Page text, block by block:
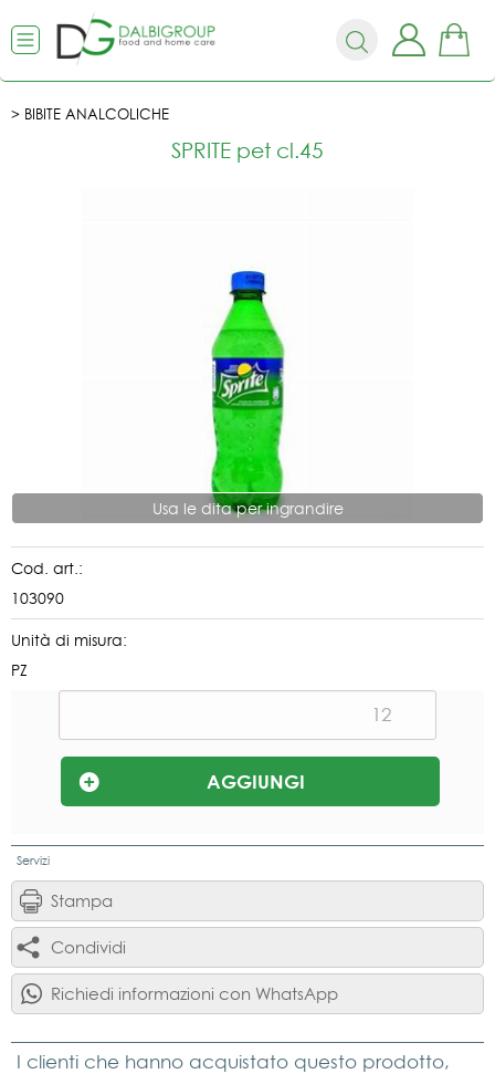
BIBITE ANALCOLICHE
SPRITE pet cl.45
Usa le dita per ingrandire
Cod. art.:
103090
Unità di misura:
PZ
Servizi
Stampa
Condividi
Richiedi informazioni con WhatsApp
I clienti che hanno acquistato questo prodotto,